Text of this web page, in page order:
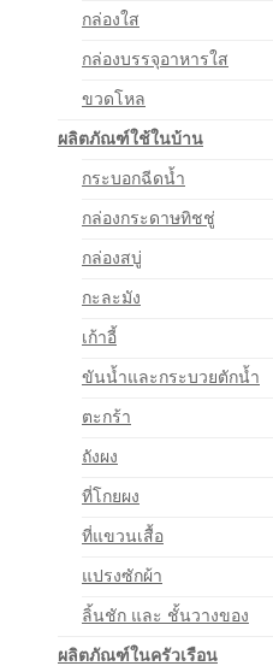
กล่องใส
กล่องบรรจุอาหารใส
ขวดโหล
ผลิตภัณฑ์ใช้ในบ้าน
กระบอกฉีดน้ำ
กล่องกระดาษทิชชู่
กล่องสบู่
กะละมัง
เก้าอี้
ขันน้ำและกระบวยตักน้ำ
ตะกร้า
ถังผง
ที่โกยผง
ที่แขวนเสื้อ
แปรงซักผ้า
ลิ้นชัก และ ชั้นวางของ
ผลิตภัณฑ์ในครัวเรือน